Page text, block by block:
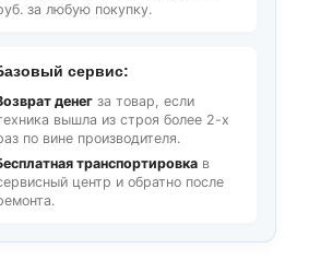
за любую покупку.
сервис:
денег за товар, если
вышла из строя более 2-х
по вине производителя.
транспортировка в
центр и обратно после